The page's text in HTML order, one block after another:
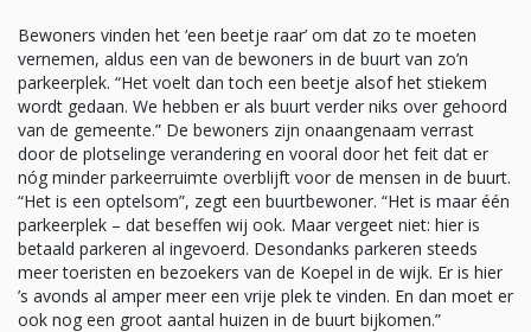
Bewoners vinden het ‘een beetje raar’ om dat zo te moeten
vernemen, aldus een van de bewoners in de buurt van zo’n
parkeerplek. “Het voelt dan toch een beetje alsof het stiekem
wordt gedaan. We hebben er als buurt verder niks over gehoord
van de gemeente.” De bewoners zijn onaangenaam verrast
door de plotselinge verandering en vooral door het feit dat er
nóg minder parkeerruimte overblijft voor de mensen in de buurt.
“Het is een optelsom”, zegt een buurtbewoner. “Het is maar één
parkeerplek – dat beseffen wij ook. Maar vergeet niet: hier is
betaald parkeren al ingevoerd. Desondanks parkeren steeds
meer toeristen en bezoekers van de Koepel in de wijk. Er is hier
’s avonds al amper meer een vrije plek te vinden. En dan moet er
ook nog een groot aantal huizen in de buurt bijkomen.”